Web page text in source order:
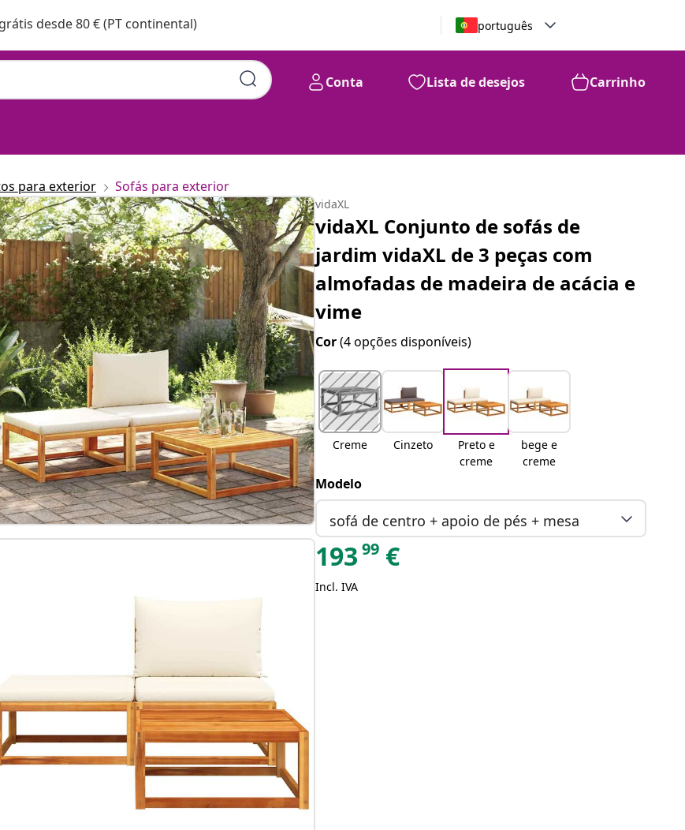
desde 80 € (PT continental) português
Conta Lista de desejos Carrinho
para exterior Sofás para exterior
vidaXL
vidaXL Conjunto de sofás de
jardim vidaXL de 3 peças com
almofadas de madeira de acácia e
vime
Cor(4 opções disponíveis)
Creme Cinzeto
Preto e
creme
bege e
creme
Modelo
sofá de centro + apoio de pés + mesa
193 99 €
Incl. IVA